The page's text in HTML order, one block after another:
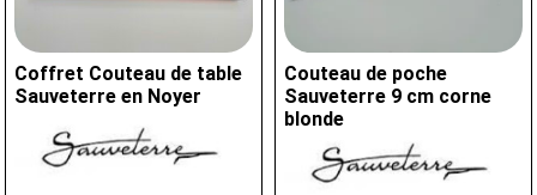
Coffret Couteau de table
Sauveterre en Noyer
Couteau de poche
Sauveterre 9 cm corne
blonde